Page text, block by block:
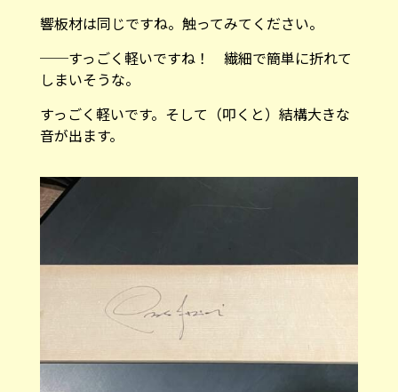
響板材は同じですね。触ってみてください。
──すっごく軽いですね！ 繊細で簡単に折れて
しまいそうな。
すっごく軽いです。そして（叩くと）結構大きな
音が出ます。